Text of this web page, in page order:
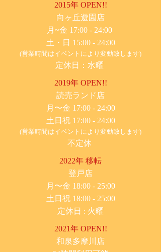
2015年 OPEN!!
​向ヶ丘遊園店
月~金 17:00 - 24:00
土・日 15:00 - 24:00
(営業時間はイベントにより変動致します)
定休日：水曜
2019年 OPEN!!
​読売ランド店
月〜金 17:00 - 24:00
土日祝 17:00 - 24:00
(営業時間はイベントにより変動致します)
不定休
2022年 移転
​登戸店
月〜金 18:00 - 25:00
土日祝 18:00 - 25:00
​定休日 : 火曜
2021年 OPEN!!
​和泉多摩川店